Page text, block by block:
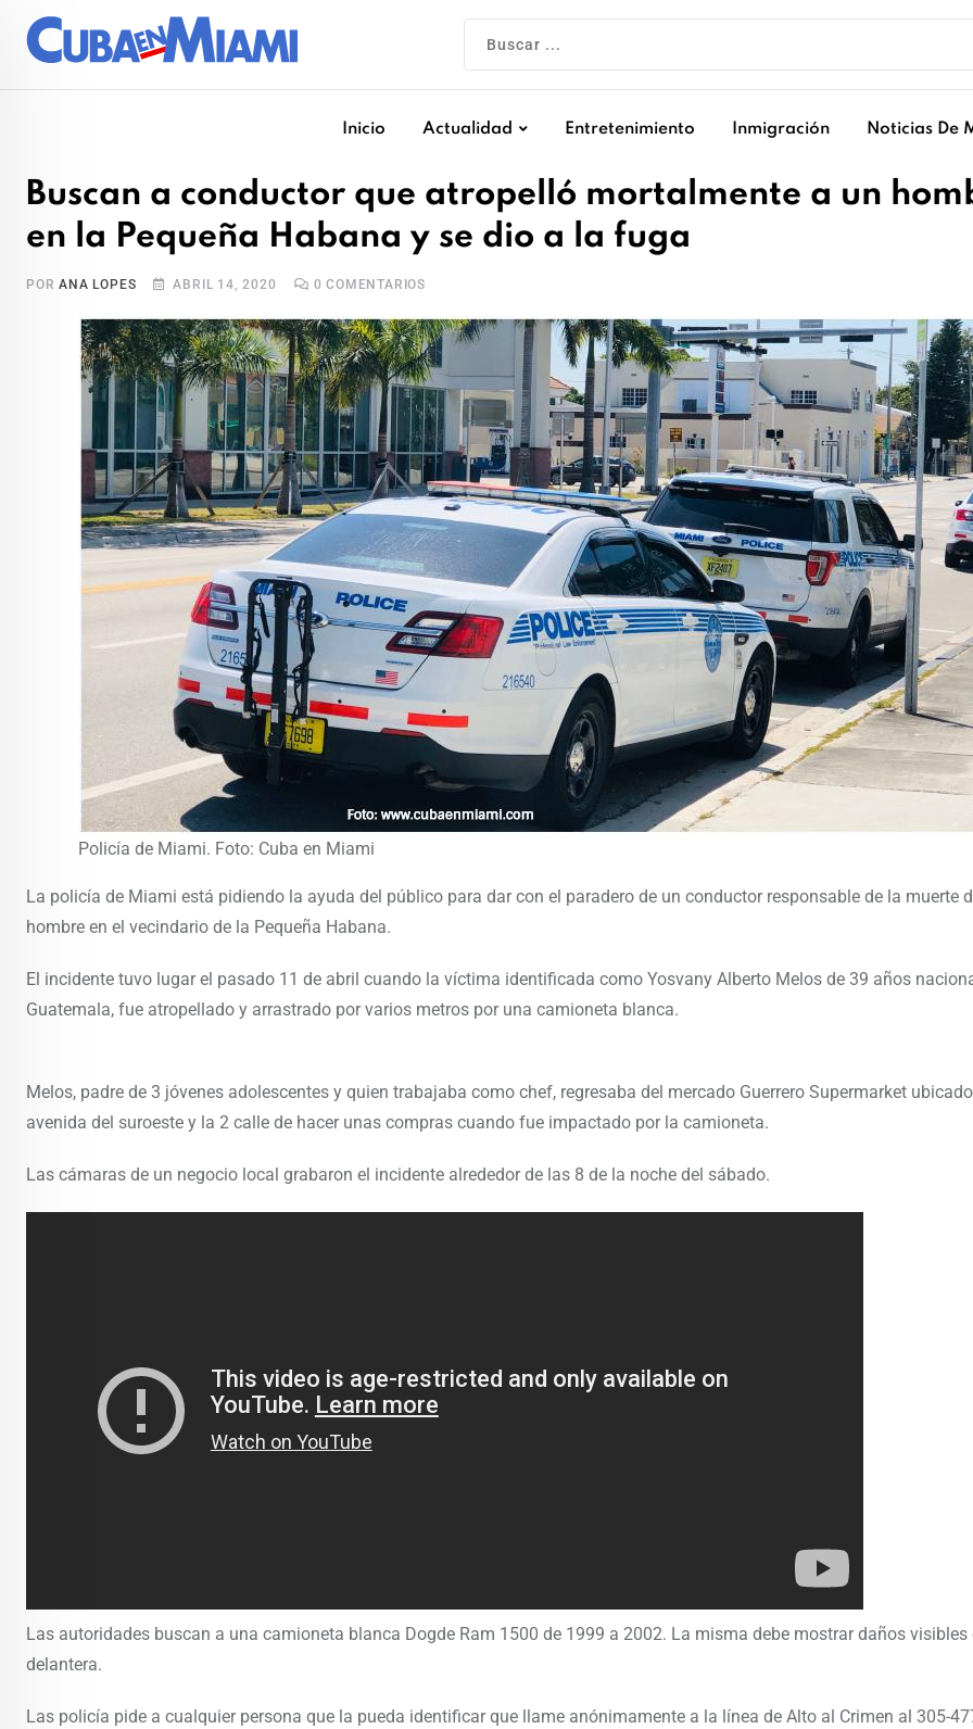
Inicio Actualidad Entretenimiento Inmigración Noticias De
Buscan a conductor que atropelló mortalmente a un
en la Pequeña Habana y se dio a la fuga
PORANA LOPES ABRIL 14, 2020 0 COMENTARIOS
Policía de Miami. Foto: Cuba en Miami
La policía de Miami está pidiendo la ayuda del público para dar con el paradero de un conductor responsable de la muerte
hombre en el vecindario de la Pequeña Habana.
El incidente tuvo lugar el pasado 11 de abril cuando la víctima identificada como Yosvany Alberto Melos de 39 años
Guatemala, fue atropellado y arrastrado por varios metros por una camioneta blanca.
Melos, padre de 3 jóvenes adolescentes y quien trabajaba como chef, regresaba del mercado Guerrero Supermarket
avenida del suroeste y la 2 calle de hacer unas compras cuando fue impactado por la camioneta.
Las cámaras de un negocio local grabaron el incidente alrededor de las 8 de la noche del sábado.
Las autoridades buscan a una camioneta blanca Dogde Ram 1500 de 1999 a 2002. La misma debe mostrar daños visibles
delantera.
Las policía pide a cualquier persona que la pueda identificar que llame anónimamente a la línea de Alto al Crimen al 305-